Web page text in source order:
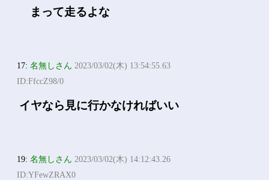
まって走るよな
17:名無しさん 2023/03/02(木) 13:54:55.63
ID:FfccZ98/0
イヤなら見に行かなければいい
19:名無しさん 2023/03/02(木) 14:12:43.26
ID:YFewZRAX0